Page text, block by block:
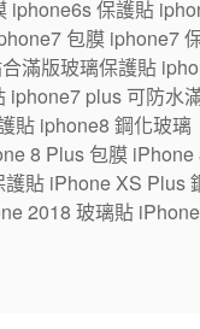
iphone6s 保護貼
包膜 iphone7
滿版玻璃保護貼
iphone7 plus 可防水
貼 iphone8 鋼化玻璃
8 Plus 包膜 iPhone
貼 iPhone XS Plus
2018 玻璃貼